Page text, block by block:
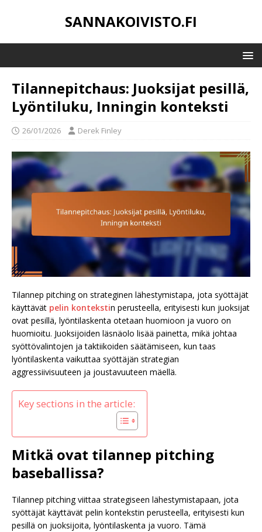
SANNAKOIVISTO.FI
Tilannepitchaus: Juoksijat pesillä,
Lyöntiluku, Inningin konteksti
26/01/2026 Derek Finley
Tilannep pitching on strateginen lähestymistapa, jota syöttäjät
käyttävät pelin kontekstin perusteella, erityisesti kun juoksijat
ovat pesillä, lyöntilaskenta otetaan huomioon ja vuoro on
huomioitu. Juoksijoiden läsnäolo lisää painetta, mikä johtaa
syöttövalintojen ja taktiikoiden säätämiseen, kun taas
lyöntilaskenta vaikuttaa syöttäjän strategian
aggressiivisuuteen ja joustavuuteen mäellä.
Key sections in the article:
Mitkä ovat tilannep pitching
baseballissa?
Tilannep pitching viittaa strategiseen lähestymistapaan, jota
syöttäjät käyttävät pelin kontekstin perusteella, erityisesti kun
pesillä on juoksijoita, lyöntilaskenta ja vuoro. Tämä